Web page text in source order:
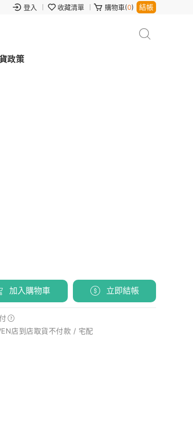
登入 收藏清單 購物車(0) 結帳
政策
加入購物車 立即結帳
店到店取貨不付款 / 宅配